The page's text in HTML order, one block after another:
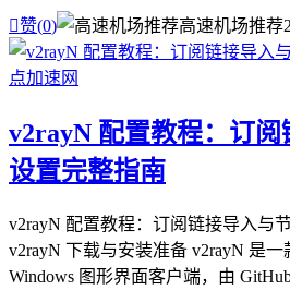
赞(0) 高速机场推荐
v2rayN 配置教程：订
设置完整指南
v2rayN 配置教程：订阅链接导入与
v2rayN 下载与安装准备 v2rayN 是
Windows 图形界面客户端，由